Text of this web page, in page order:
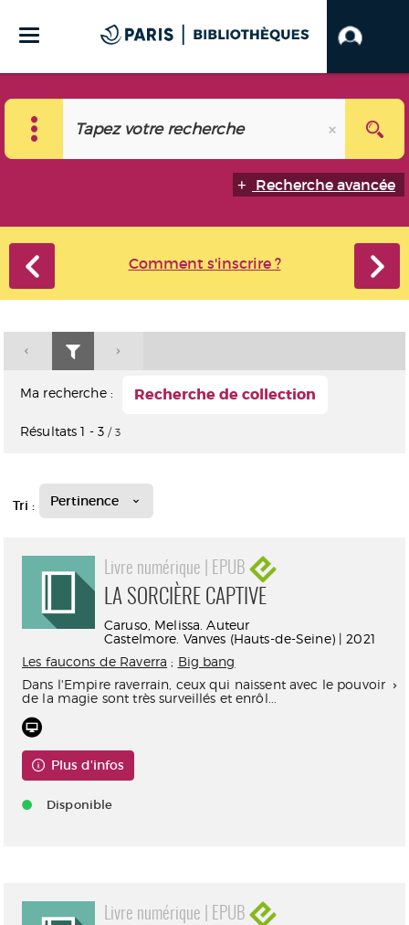
Recherche avancée
Comment s'inscrire ?
Ma recherche : Recherche de collection
Résultats1 - 3 / 3
Tri : Pertinence
Livre numérique | EPUB
LA SORCIÈRE CAPTIVE
Caruso, Melissa. Auteur
Castelmore. Vanves (Hauts-de-Seine) | 2021
Les faucons de Raverra ; Big bang
Dans l'Empire raverrain, ceux qui naissent avec le pouvoir
de la magie sont très surveillés et enrôl...
Plus d'infos
Disponible
Livre numérique | EPUB